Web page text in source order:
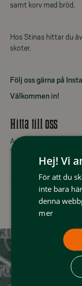
samt korv med bröd.
Hos Stinas hittar du
skoter.
Följ oss gärna på
Välkommen in!
Hitta till oss
Adress: Rörosvägen
Telefonnummer: +46
Stinas
Hej! Vi
För att du
inte bara
denna
mer